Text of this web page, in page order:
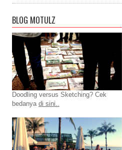
BLOG MOTULZ
Doodling versus Sketching? Cek
bedanya di sini..